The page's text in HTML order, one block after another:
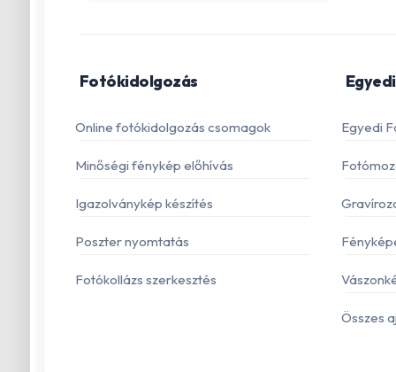
Fotókidolgozás
Online fotókidolgozás csomagok
Minőségi fénykép előhívás
Igazolványkép készítés
Poszter nyomtatás
Fotókollázs szerkesztés
Egyedi
Összes